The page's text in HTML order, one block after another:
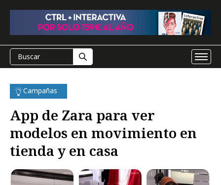
Campañas
App de Zara para ver
modelos en movimiento en
tienda y en casa